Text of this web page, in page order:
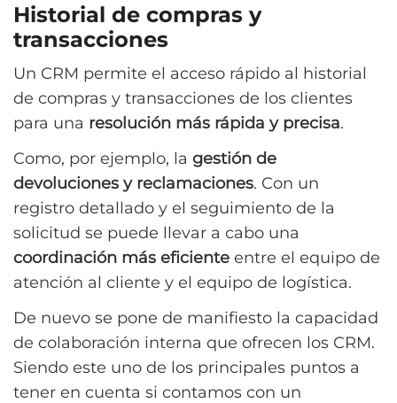
Historial de compras y
transacciones
Un CRM permite el acceso rápido al historial
de compras y transacciones de los clientes
para una resolución más rápida y precisa.
Como, por ejemplo, la gestión de
devoluciones y reclamaciones. Con un
registro detallado y el seguimiento de la
solicitud se puede llevar a cabo una
coordinación más eficiente entre el equipo de
atención al cliente y el equipo de logística.
De nuevo se pone de manifiesto la capacidad
de colaboración interna que ofrecen los CRM.
Siendo este uno de los principales puntos a
tener en cuenta si contamos con un